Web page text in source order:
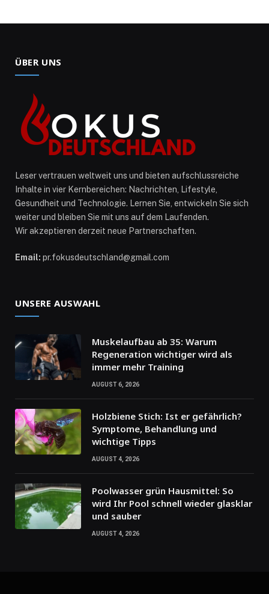
ÜBER UNS
Leser vertrauen weltweit uns und bieten aufschlussreiche
Inhalte in vier Kernbereichen: Nachrichten, Lifestyle,
Gesundheit und Technologie. Lernen Sie, entwickeln Sie sich
weiter und bleiben Sie mit uns auf dem Laufenden.
Wir akzeptieren derzeit neue Partnerschaften.
Email: pr.fokusdeutschland@gmail.com
UNSERE AUSWAHL
Muskelaufbau ab 35: Warum
Regeneration wichtiger wird als
immer mehr Training
AUGUST 6, 2026
Holzbiene Stich: Ist er gefährlich?
Symptome, Behandlung und
wichtige Tipps
AUGUST 4, 2026
Poolwasser grün Hausmittel: So
wird Ihr Pool schnell wieder glasklar
und sauber
AUGUST 4, 2026